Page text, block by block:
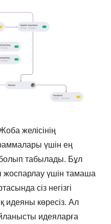
желісінің
үшін ең
табылады. Бұл
үшін тамаша
сіз негізгі
идеяны көресіз. Ал
идеяларға